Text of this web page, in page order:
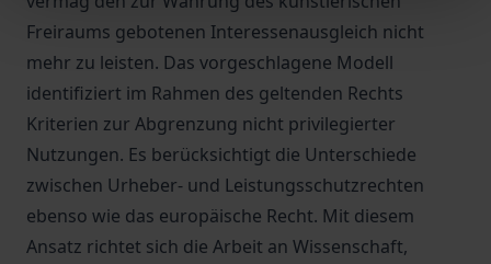
Freiraums gebotenen Interessenausgleich nicht
mehr zu leisten. Das vorgeschlagene Modell
identifiziert im Rahmen des geltenden Rechts
Kriterien zur Abgrenzung nicht privilegierter
Nutzungen. Es berücksichtigt die Unterschiede
zwischen Urheber- und Leistungsschutzrechten
ebenso wie das europäische Recht. Mit diesem
Ansatz richtet sich die Arbeit an Wissenschaft,